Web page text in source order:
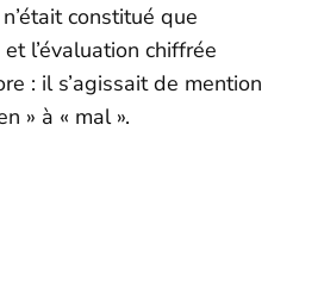
constitué que
l’évaluation chiffrée
: il s’agissait de mention
» à « mal ».